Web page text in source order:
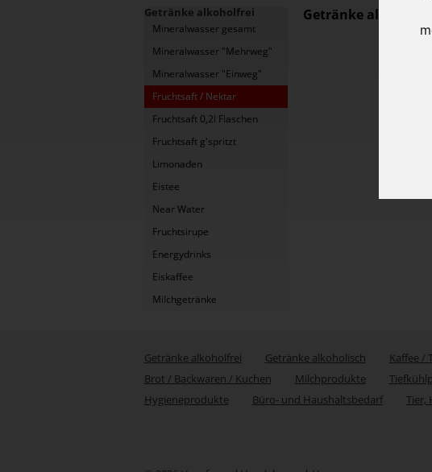
Getränke alkoholfrei
Mineralwasser gesamt
Mineralwasser "Mehrweg"
Mineralwasser "Einweg"
Fruchtsaft / Nektar
Fruchtsaft 0,2l Flaschen
Fruchtsaft g'spritzt
Limonaden
Eistee
Near Water
Fruchtsirupe
Energydrinks
Eiskaffee
Milchgetränke
Getränke
Getränke alkoholfrei Getränke alkoholisch Kaffee /
Brot / Backwaren / Kuchen
Milchprodukte
Hygieneprodukte
Büro- und Haushaltsbedarf Tier,